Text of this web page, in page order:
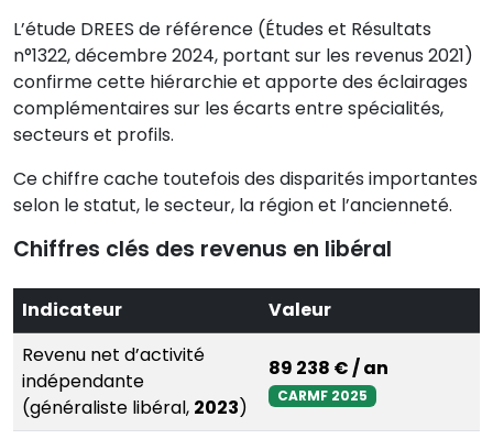
L’étude DREES de référence (Études et Résultats
n°1322, décembre 2024, portant sur les revenus 2021)
confirme cette hiérarchie et apporte des éclairages
complémentaires sur les écarts entre spécialités,
secteurs et profils.
Ce chiffre cache toutefois des disparités importantes
selon le statut, le secteur, la région et l’ancienneté.
Chiffres clés des revenus en libéral
Indicateur
Valeur
Revenu net d’activité
indépendante
(généraliste libéral, 2023)
89 238 € / an
CARMF 2025